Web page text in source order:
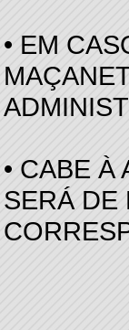
• EM
• CABE
SERÁ DE